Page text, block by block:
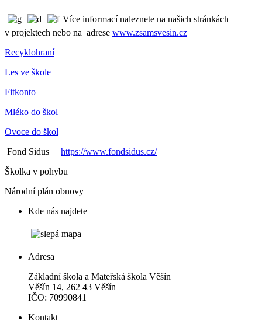
Více informací naleznete na našich stránkách
v projektech nebo na adrese www.zsamsvesin.cz
Recyklohraní
Les ve škole
Fitkonto
Mléko do škol
Ovoce do škol
Fond Sidus https://www.fondsidus.cz/
Školka v pohybu
Národní plán obnovy
Kde nás najdete
Adresa
Základní škola a Mateřská škola Věšín
Věšín 14, 262 43 Věšín
IČO: 70990841
Kontakt